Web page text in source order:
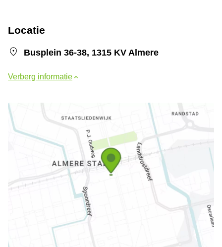
Locatie
Busplein 36-38, 1315 KV Almere
Verberg informatie